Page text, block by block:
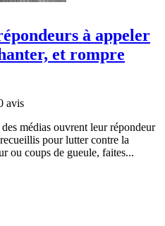
à appeler
et rompre
avis
médias ouvrent leur répondeur
pour lutter contre la
ou coups de gueule, faites...